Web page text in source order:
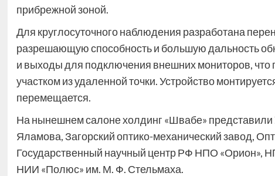
прибрежной зоной.
Для круглосуточного наблюдения разработана
разрешающую способность и большую дальность
и выходы для подключения внешних мониторов, что
участком из удаленной точки. Устройство
перемещается.
На нынешнем салоне холдинг «Швабе» представили
Яламова, Загорский оптико-механический завод,
Государственный научный центр РФ НПО «Орион»,
НИИ «Полюс» им. М. Ф. Стельмаха.